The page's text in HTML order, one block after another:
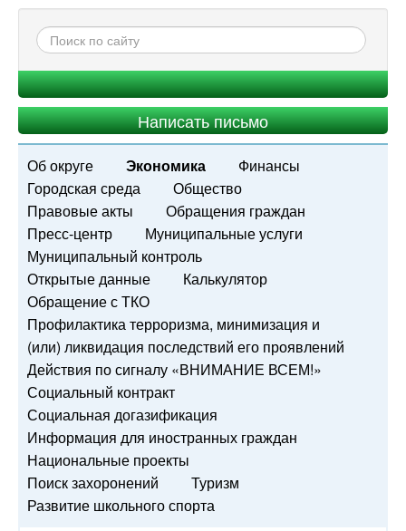
Написать письмо
Об округе Экономика
Финансы
Городская среда
Общество
Правовые акты
Обращения граждан
Пресс-центр
Муниципальные услуги
Муниципальный контроль
Открытые данные
Калькулятор
Обращение с ТКО
Профилактика терроризма, минимизация и
(или) ликвидация последствий его проявлений
Действия по сигналу «ВНИМАНИЕ ВСЕМ!»
Социальный контракт
Социальная догазификация
Информация для иностранных граждан
Национальные проекты
Поиск захоронений
Туризм
Развитие школьного спорта